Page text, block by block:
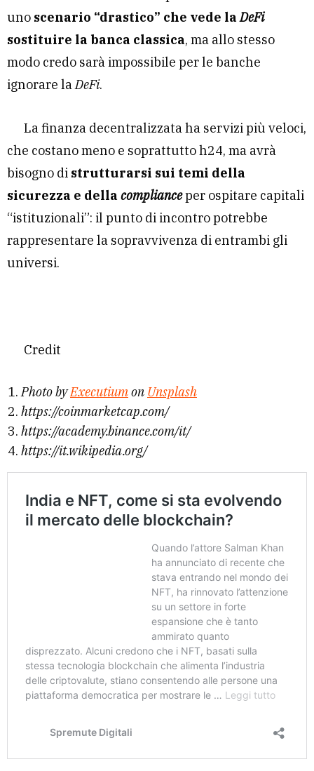
uno scenario “drastico” che vede laDeFi
sostituire la banca classica, ma allo stesso
modo credo sarà impossibile per le banche
ignorare laDeFi.
La finanza decentralizzata ha servizi più veloci,
che costano meno e soprattutto h24, ma avrà
bisogno di strutturarsi sui temi della
sicurezza e della complianceper ospitare capitali
“istituzionali”: il punto di incontro potrebbe
rappresentare la sopravvivenza di entrambi gli
universi.
Credit
Photo byExecutiumon Unsplash
https://coinmarketcap.com/
https://academy.binance.com/it/
https://it.wikipedia.org/